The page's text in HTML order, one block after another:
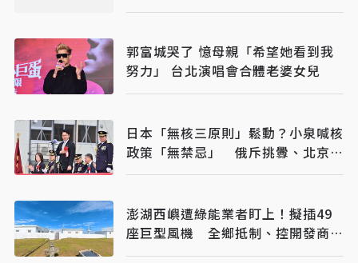
郭富城哭了 憶母親「希望她看到我
努力」 台北演唱會合體老婆女兒
日本「無核三原則」鬆動？小泉喊核
政策「無禁忌」 俄斥挑釁、北京早
警戒
澎湖西嶼遭綠能業者盯上！擬插49
座巨型風機 全鄉抵制、控開發商打
消耗戰